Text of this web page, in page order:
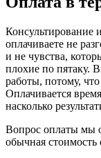
Консультирование
оплачиваете не
и не чувства,
плохие по пятаку.
работы, потому,
Оплачивается
насколько
Вопрос оплаты мы
обычная стоимость